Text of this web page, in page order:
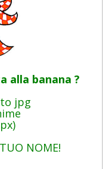
alla banana ?
jpg
NOME!